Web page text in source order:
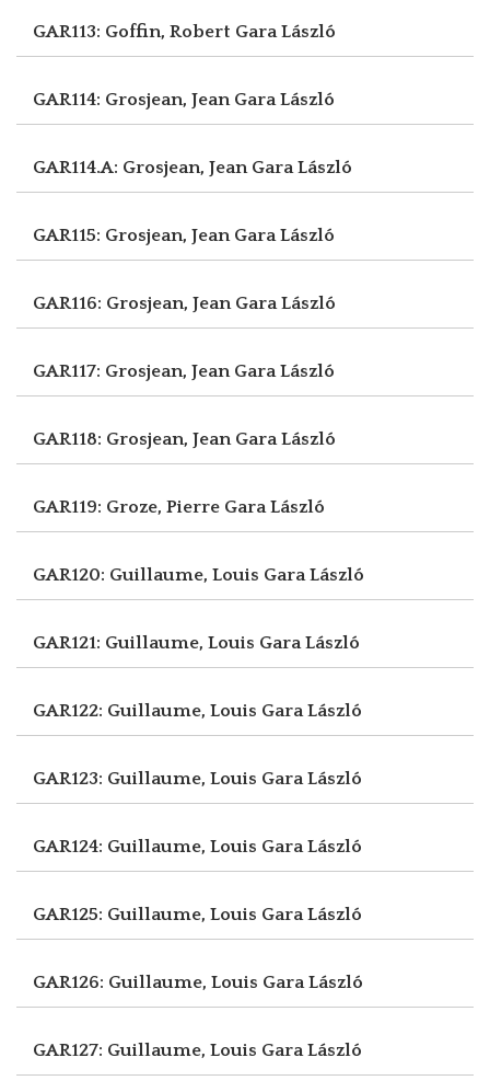
GAR113: Goffin, Robert Gara László
GAR114: Grosjean, Jean Gara László
GAR114.A: Grosjean, Jean Gara László
GAR115: Grosjean, Jean Gara László
GAR116: Grosjean, Jean Gara László
GAR117: Grosjean, Jean Gara László
GAR118: Grosjean, Jean Gara László
GAR119: Groze, Pierre Gara László
GAR120: Guillaume, Louis Gara László
GAR121: Guillaume, Louis Gara László
GAR122: Guillaume, Louis Gara László
GAR123: Guillaume, Louis Gara László
GAR124: Guillaume, Louis Gara László
GAR125: Guillaume, Louis Gara László
GAR126: Guillaume, Louis Gara László
GAR127: Guillaume, Louis Gara László